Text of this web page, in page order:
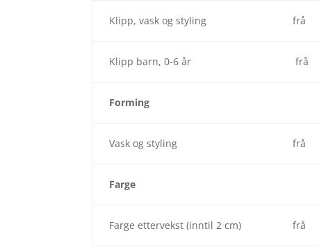
Klipp, vask og styling frå
Klipp barn, 0-6 år frå
Forming
Vask og styling frå
Farge
Farge ettervekst (inntil 2 cm) frå